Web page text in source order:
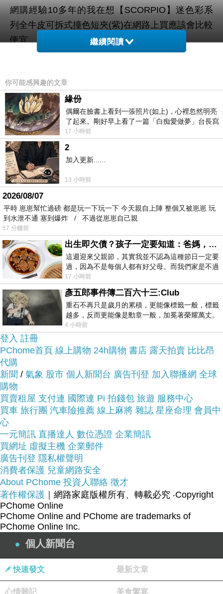
網購經驗10多年的我在想【SCORPIO】迷色彩系
列全牛皮可拆式撞色短夾(紫)在網路上買應該會比較
便宜，
門也不用看店員臉色，
網路上購買~~
於是我參考了其他網友【SCORPIO】迷色彩系列全
牛皮可拆式撞色短夾(紫)的推薦開箱文及心得分享!
上網找了很多【SCORPIO】迷色彩系列全牛皮可拆
式撞色短夾(紫)評論跟比價的結果，還有哪裡買最便
宜划算，發現它真的很不錯!!
而且在網路上購買，品質有保障又有七天鑑
賞期，不滿意可以退貨也不用擔心買
貴!
服務這麼優，當然在網路購物最好啦~~ 你一定要來
看看【SCORPIO】迷色彩系列全牛皮可拆式撞色短
夾(紫)~~
商品網址:
品號：2961614
零錢層可拆開，單獨使用
多卡層設計打造完美收納空間
嚴選頂級真牛皮革設計
繼續閱讀
你可能感興趣的文章
緣份
偶爾在臉書上看到一張照片(如上)，心裡忽然明亮
了起來。剛好早上看了一篇「白痴愛做夢」台長寫
的貼文，在回顧年輕時瘋狂愛上
17 小時前
2
加入更新......
13 小時前
2026/08/07
平時 崽崽幫忙過磅 都是玩一下玩一下 今天親自上陣 整個又被崽崽 玩
到水泄不通 塞到爆炸 / 不過從崽崽自己親
57 分鐘前
出生即欠債？孩子一定要知道：爸媽，其實我不欠你們
這週迎來父親節，其實我並不認為這種節日一定要
過，因為不是每個人都有好父母。而我們家是不過
節的，平時也沒什麼儀式感，生活趨近冷
17 小時前
彥五郎事件簿二百六十三:Club
重石不再只是歲月的累積，更能像標籤一般，標籤
越多，反而更能像是勳章一般，加冕著榮耀萬丈。
習慣一如縱容，成了再難輕輕放下的罪證
4 小時前
登入 註冊
PChome首頁 線上購物 24h購物 書店 露天拍賣 比比昂
代購
新聞 / 氣象 股市 個人新聞台 廣告刊登 加入聯播網 全球
購物
買賣租屋 支付連 國際連 Pi 拍錢包 旅遊 服務中心
買車 旅行團 汽車險推薦 線上麻將 雜誌 星座命理 會員中
心
一元簡訊 直播達人 數位憑證 企業簡訊
買網址 虛擬主機 企業郵件
廣告刊登 隱私權聲明
消費者保護 兒童網路安全
About PChome 投資人聯絡 徵才
著作權保護 ｜網路家庭版權所有、轉載必究 ‧Copyright
PChome Online
PChome Online and PChome are trademarks of
PChome Online Inc.
個人新聞台
快速發文 最新文章
心情雜記 美食饗宴